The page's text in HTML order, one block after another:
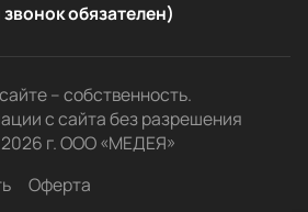
обязателен)
– собственность.
с сайта без разрешения
г. ООО «МЕДЕЯ»
Оферта